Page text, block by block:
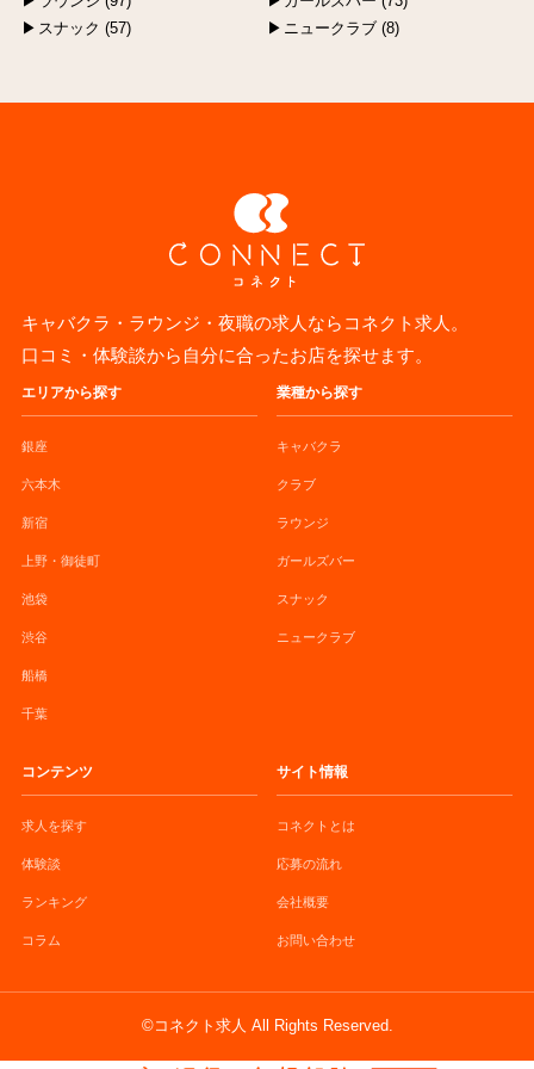
スナック (57)
ニュークラブ (8)
キャバクラ・ラウンジ・夜職の求人ならコネクト求人。
口コミ・体験談から自分に合ったお店を探せます。
エリアから探す
銀座
六本木
新宿
上野・御徒町
池袋
渋谷
船橋
千葉
業種から探す
キャバクラ
クラブ
ラウンジ
ガールズバー
スナック
ニュークラブ
コンテンツ
求人を探す
体験談
ランキング
コラム
サイト情報
コネクトとは
応募の流れ
会社概要
お問い合わせ
©コネクト求人 All Rights Reserved.